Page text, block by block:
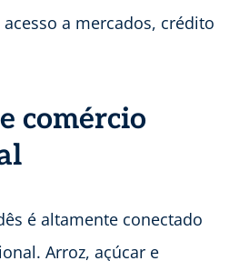
a mercados, crédito
comércio
é altamente conectado
Arroz, açúcar e